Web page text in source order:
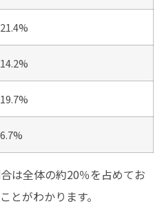
21.4%
14.2%
19.7%
6.7%
は全体の約20％を占めてお
とがわかります。